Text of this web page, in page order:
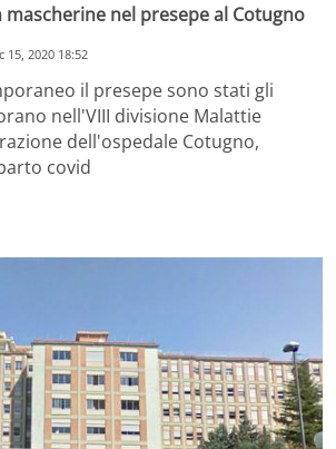
mascherine nel presepe al Cotugno
15, 2020 18:52
il presepe sono stati gli
nell'VIII divisione Malattie
dell'ospedale Cotugno,
covid